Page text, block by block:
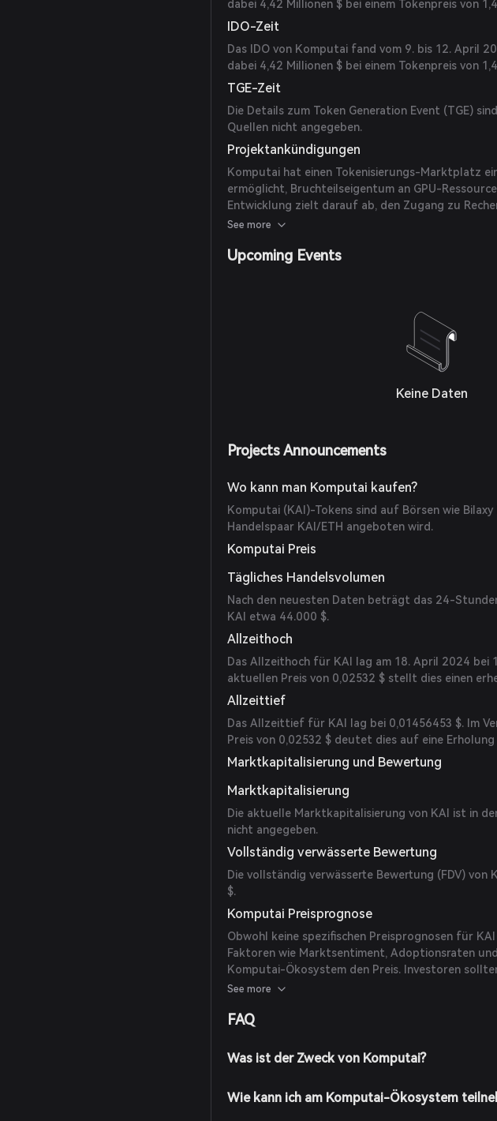
dabei 4,42 Millionen $ bei einem Tokenpreis von
IDO-Zeit
Das IDO von Komputai fand vom 9. bis 12. April
dabei 4,42 Millionen $ bei einem Tokenpreis von
TGE-Zeit
Die Details zum Token Generation Event (TGE)
Quellen nicht angegeben.
Projektankündigungen
Komputai hat einen Tokenisierungs-Marktplatz
ermöglicht, Bruchteilseigentum an GPU-
Entwicklung zielt darauf ab, den Zugang zu
und die Teilnahme am Netzwerk zu fördern.
See more
Upcoming Events
Keine Daten
Projects Announcements
Wo kann man Komputai kaufen?
Komputai (KAI)-Tokens sind auf Börsen wie Bilaxy
Handelspaar KAI/ETH angeboten wird.
Komputai Preis
Tägliches Handelsvolumen
Nach den neuesten Daten beträgt das 24-
KAI etwa 44.000 $.
Allzeithoch
Das Allzeithoch für KAI lag am 18. April 2024 bei
aktuellen Preis von 0,02532 $ stellt dies einen
Allzeittief
Das Allzeittief für KAI lag bei 0,01456453 $. Im
Preis von 0,02532 $ deutet dies auf eine Erholung
Marktkapitalisierung und Bewertung
Marktkapitalisierung
Die aktuelle Marktkapitalisierung von KAI ist in
nicht angegeben.
Vollständig verwässerte Bewertung
Die vollständig verwässerte Bewertung (FDV)
$.
Komputai Preisprognose
Obwohl keine spezifischen Preisprognosen für
Faktoren wie Marktsentiment, Adoptionsraten
Komputai-Ökosystem den Preis. Investoren
durchführen und diese Faktoren bei der
See more
FAQ
Was ist der Zweck von Komputai?
Wie kann ich am Komputai-Ökosystem